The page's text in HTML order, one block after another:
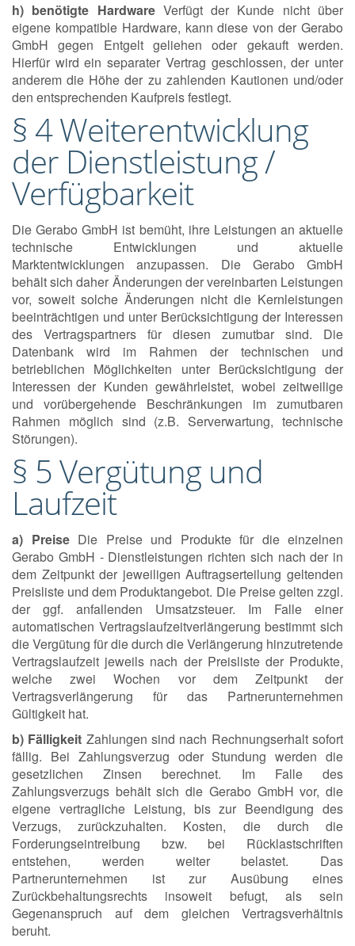
h) benötigte HardwareVerfügt der Kunde nicht über
eigene kompatible Hardware, kann diese von der Gerabo
GmbH gegen Entgelt geliehen oder gekauft werden.
Hierfür wird ein separater Vertrag geschlossen, der unter
anderem die Höhe der zu zahlenden Kautionen und/oder
den entsprechenden Kaufpreis festlegt.
§ 4 Weiterentwicklung
der Dienstleistung /
Verfügbarkeit
Die Gerabo GmbH ist bemüht, ihre Leistungen an aktuelle
technische Entwicklungen und aktuelle
Marktentwicklungen anzupassen. Die Gerabo GmbH
behält sich daher Änderungen der vereinbarten Leistungen
vor, soweit solche Änderungen nicht die Kernleistungen
beeinträchtigen und unter Berücksichtigung der Interessen
des Vertragspartners für diesen zumutbar sind. Die
Datenbank wird im Rahmen der technischen und
betrieblichen Möglichkeiten unter Berücksichtigung der
Interessen der Kunden gewährleistet, wobei zeitweilige
und vorübergehende Beschränkungen im zumutbaren
Rahmen möglich sind (z.B. Serverwartung, technische
Störungen).
§ 5 Vergütung und
Laufzeit
a) PreiseDie Preise und Produkte für die einzelnen
Gerabo GmbH - Dienstleistungen richten sich nach der in
dem Zeitpunkt der jeweiligen Auftragserteilung geltenden
Preisliste und dem Produktangebot. Die Preise gelten zzgl.
der ggf. anfallenden Umsatzsteuer. Im Falle einer
automatischen Vertragslaufzeitverlängerung bestimmt sich
die Vergütung für die durch die Verlängerung hinzutretende
Vertragslaufzeit jeweils nach der Preisliste der Produkte,
welche zwei Wochen vor dem Zeitpunkt der
Vertragsverlängerung für das Partnerunternehmen
Gültigkeit hat.
b) Fälligkeit Zahlungen sind nach Rechnungserhalt sofort
fällig. Bei Zahlungsverzug oder Stundung werden die
gesetzlichen Zinsen berechnet. Im Falle des
Zahlungsverzugs behält sich die Gerabo GmbH vor, die
eigene vertragliche Leistung, bis zur Beendigung des
Verzugs, zurückzuhalten. Kosten, die durch die
Forderungseintreibung bzw. bei Rücklastschriften
entstehen, werden weiter belastet. Das
Partnerunternehmen ist zur Ausübung eines
Zurückbehaltungsrechts insoweit befugt, als sein
Gegenanspruch auf dem gleichen Vertragsverhältnis
beruht.